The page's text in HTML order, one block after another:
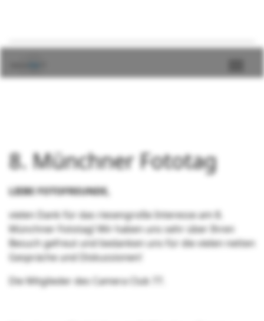
8. Münchner Fototag
LIEBE FOTOFREUNDE,
vielen Dank für das riesengroße Interesse am 8.
Münchner Fototag! Wir haben uns sehr über Ihren
Besuch gefreut und bedanken uns für die vielen netten
Gespräche und Diskussionen!
Die Mitglieder des Camera Club 77.